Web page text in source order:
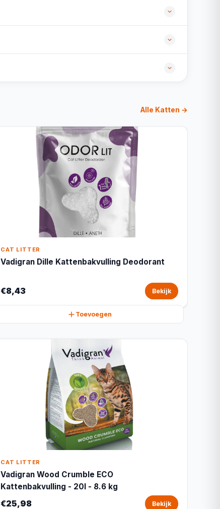
Alle Katten →
CAT LITTER
Vadigran Dille Kattenbakvulling Deodorant
€8,43 Bekijk
Toevoegen
CAT LITTER
Vadigran Wood Crumble ECO
Kattenbakvulling - 20l - 8.6 kg
€25,98 Bekijk